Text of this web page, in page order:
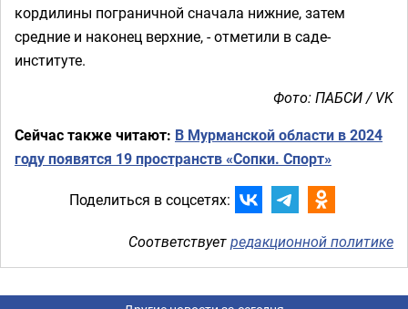
кордилины пограничной сначала нижние, затем
средние и наконец верхние, - отметили в саде-
институте.
Фото: ПАБСИ / VK
Сейчас также читают: В Мурманской области в 2024
году появятся 19 пространств «Сопки. Спорт»
Поделиться в соцсетях:
Соответствуетредакционной политике